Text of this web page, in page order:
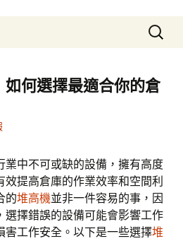
搜
尋
鍵
字:
何選擇最適合你的倉
業中不可或缺的設備，擁有高度
提高倉庫的作業效率和空間利
的堆高機並非一件容易的事，因
選擇錯誤的設備可能會影響工作
害工作安全。以下是一些選擇堆